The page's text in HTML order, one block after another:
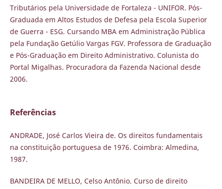
Tributários pela Universidade de Fortaleza - UNIFOR. Pós-
Graduada em Altos Estudos de Defesa pela Escola Superior
de Guerra - ESG. Cursando MBA em Administração Pública
pela Fundação Getúlio Vargas FGV. Professora de Graduação
e Pós-Graduação em Direito Administrativo. Colunista do
Portal Migalhas. Procuradora da Fazenda Nacional desde
2006.
Referências
ANDRADE, José Carlos Vieira de. Os direitos fundamentais
na constituição portuguesa de 1976. Coimbra: Almedina,
1987.
BANDEIRA DE MELLO, Celso Antônio. Curso de direito